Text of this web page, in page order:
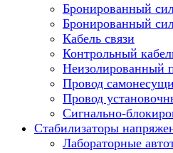
Бронированный
Бронированный
Кабель связи
Контрольный
Неизолированный
Провод
Провод
Сигнально-
Стабилизаторы
Лабораторные